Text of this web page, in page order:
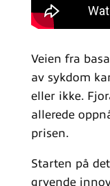
Veien fra
av sykdom
eller ikke.
allerede
prisen.
Starten på
gryende